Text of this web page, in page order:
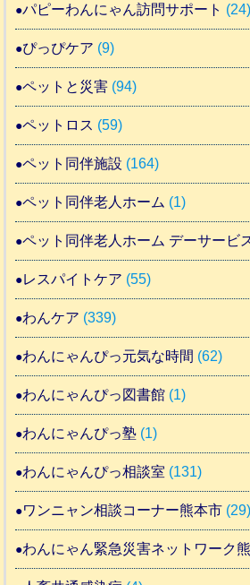
パピーわんにゃん訪問サポート (24)
ぴっぴケア (9)
ペットと災害 (94)
ペットロス (59)
ペット同伴施設 (164)
ペット同伴老人ホーム (1)
ペット同伴老人ホーム デーサービ
レスパイトケア (55)
わんケア (339)
わんにゃんぴっ元気な時間 (62)
わんにゃんぴっ図書館 (1)
わんにゃんぴっ塾 (1)
わんにゃんぴっ相談室 (131)
ワンニャン相談コーナー熊本市 (29)
わんにゃん緊急災害ネットワーク